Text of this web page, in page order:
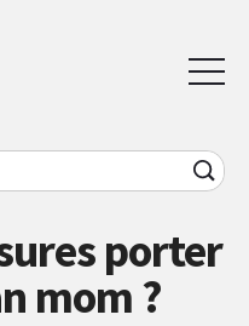
porter
mom ?